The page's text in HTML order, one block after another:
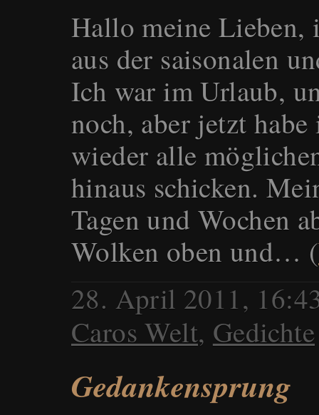
Hallo meine Lieben,
aus der saisonalen
Ich war im Urlaub,
noch, aber jetzt
wieder alle
hinaus schicken.
Tagen und Wochen
Wolken oben und… (
28. April 2011,
Caros Welt, Gedichte
Gedankensprung